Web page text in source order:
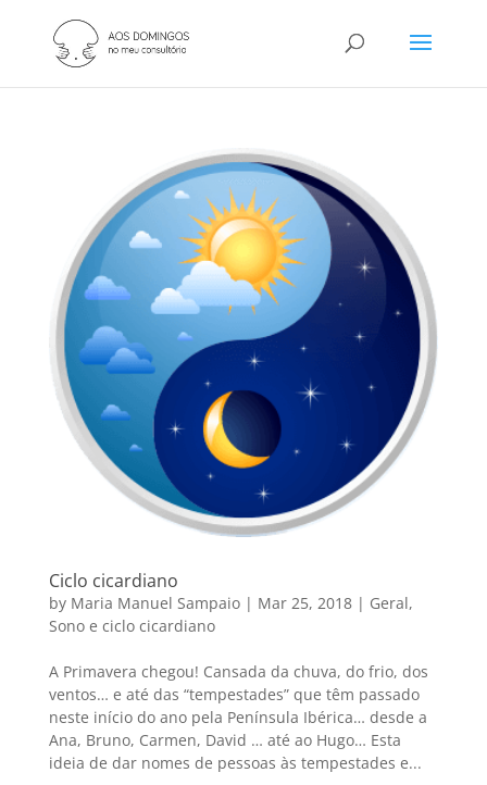
Ciclo cicardiano
by Maria Manuel Sampaio| Mar 25, 2018| Geral,
Sono e ciclo cicardiano
A Primavera chegou! Cansada da chuva, do frio, dos
ventos… e até das “tempestades” que têm passado
neste início do ano pela Península Ibérica… desde a
Ana, Bruno, Carmen, David … até ao Hugo… Esta
ideia de dar nomes de pessoas às tempestades e...